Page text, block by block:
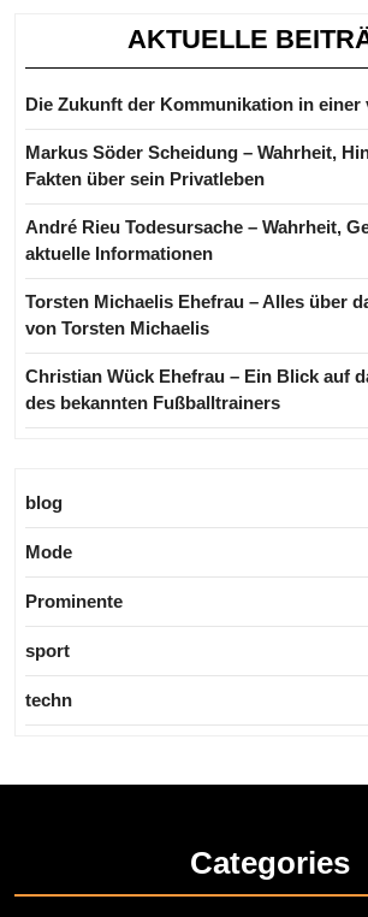
AKTUELLE
Die Zukunft der Kommunikation in einer
Markus Söder Scheidung – Wahrheit,
Fakten über sein Privatleben
André Rieu Todesursache – Wahrheit,
aktuelle Informationen
Torsten Michaelis Ehefrau – Alles über
von Torsten Michaelis
Christian Wück Ehefrau – Ein Blick auf
des bekannten Fußballtrainers
blog
Mode
Prominente
sport
techn
Categories